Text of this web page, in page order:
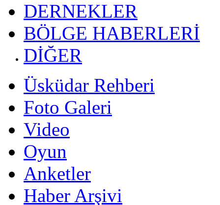
DERNEKLER
BÖLGE HABERLERİ
DİĞER
Üsküdar Rehberi
Foto Galeri
Video
Oyun
Anketler
Haber Arşivi